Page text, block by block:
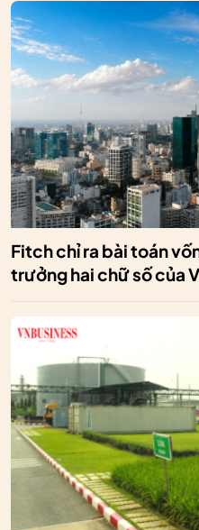
Fitch chỉ ra bài toán
trưởng hai chữ số của